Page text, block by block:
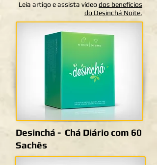
Leia artigo e assista vídeo dos benefícios
do Desinchá Noite.
Desinchá - Chá Diário com 60
Sachês